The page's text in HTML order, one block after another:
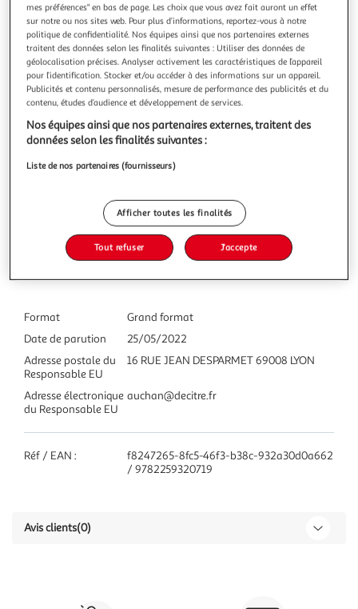
LES IRRESPONSABLES. DIX ANS APRES CHARLIE
HEBDO, Delbecque Eric
Je suis Charlie ne suffit plus : nous avons besoin d'une
Génération Charlie Dix ans ont passé depuis le massacre
de Charlie Hebdo, prélude sidérant d'une décennie de
tragédies qui ont marqué au fer rouge nos mémoires. Mais
ni les politiques ni les acteurs clés de la société civile n'en
ont tiré
En savoir +
Vous voulez connaître le prix de ce produit ?
Afficher le prix
Caractéristiques
Format
Grand format
Date de parution
25/05/2022
Adresse postale du
Responsable EU
16 RUE JEAN DESPARMET 69008 LYON
Adresse électronique
du Responsable EU
auchan@decitre.fr
Réf / EAN :
f8247265-8fc5-46f3-b38c-932a30d0a662
/ 9782259320719
Avis clients(0)
mes préférences" en bas de page. Les choix que vous avez fait auront un effet
sur notre ou nos sites web. Pour plus d’informations, reportez-vous à notre
politique de confidentialité. Nos équipes ainsi que nos partenaires externes
traitent des données selon les finalités suivantes : Utiliser des données de
géolocalisation précises. Analyser activement les caractéristiques de l’appareil
pour l’identification. Stocker et/ou accéder à des informations sur un appareil.
Publicités et contenu personnalisés, mesure de performance des publicités et du
contenu, études d’audience et développement de services.
Nos équipes ainsi que nos partenaires externes, traitent des
données selon les finalités suivantes :
Liste de nos partenaires (fournisseurs)
Afficher toutes les finalités
Tout refuser J'accepte